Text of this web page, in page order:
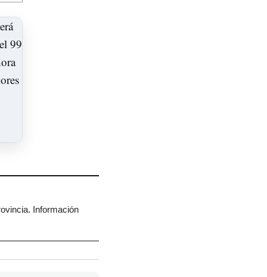
Información